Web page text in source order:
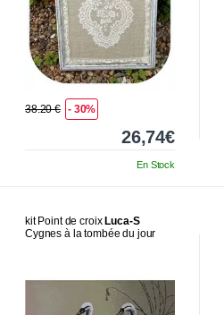
38.20 € - 30%
26,74€
En Stock
kit Point de croix Luca-S
Cygnes à la tombée du jour